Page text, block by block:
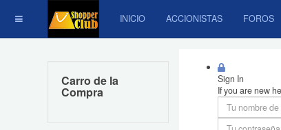
INICIO ACCIONISTAS FOROS
Sign In
If you are new
Carro de la
Compra